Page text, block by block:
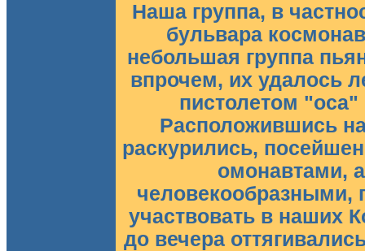
Наша группа, в
бульвара
небольшая группа
впрочем, их удалось
пистолетом
Расположившись
раскурились,
омонавтами,
человекообразными,
участвовать в наших
до вечера